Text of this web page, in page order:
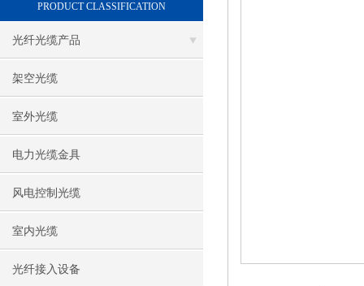
PRODUCT CLASSIFICATION
光纤光缆产品
架空光缆
室外光缆
电力光缆金具
风电控制光缆
室内光缆
光纤接入设备